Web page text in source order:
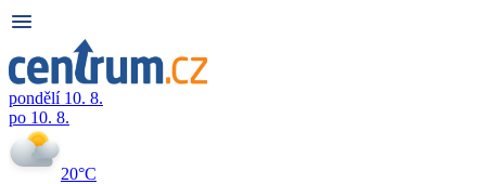
pondělí 10. 8.
po 10. 8.
20°C